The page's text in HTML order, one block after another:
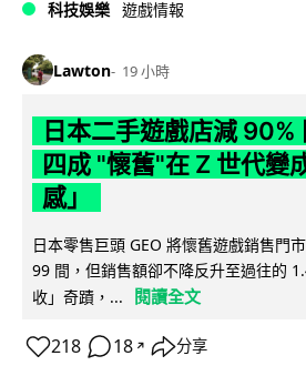
科技娛樂 遊戲情報
Lawton 19 小時
日本二手遊戲店減 90%
四成 "懷舊"在 Z 世代變
感」
日本零售巨頭 GEO 將懷舊遊戲銷售門
99 間，但銷售額卻不降反升至過往的
收」奇蹟，...
閱讀全文
218 18 ↗ 分享